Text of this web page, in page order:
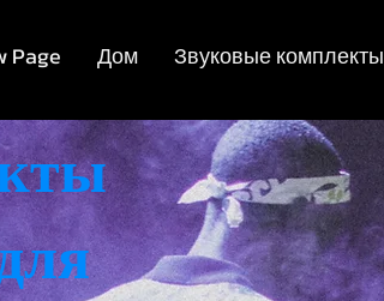
Page Дом Звуковые комплекты